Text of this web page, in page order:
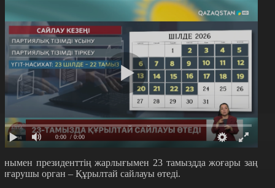
0:00 / 0:00
президенттің жарлығымен 23 тамыздда жоғары заң
орган – Құрылтай сайлауы өтеді.